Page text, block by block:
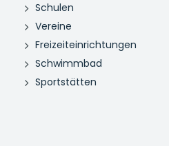
Schulen
Vereine
Freizeiteinrichtungen
Schwimmbad
Sportstätten